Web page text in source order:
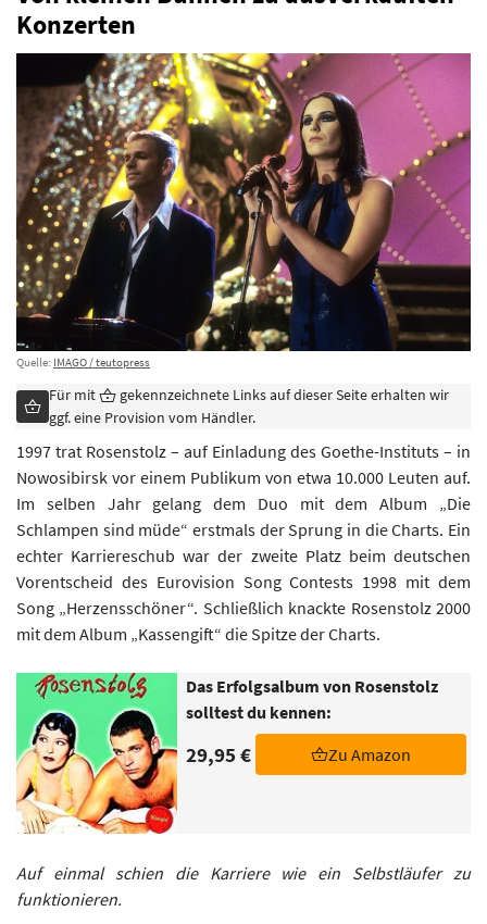
Konzerten
Quelle: IMAGO / teutopress
Für mit
gekennzeichnete Links auf dieser Seite erhalten wir
ggf. eine Provision vom Händler.
1997 trat Rosenstolz – auf Einladung des Goethe-Instituts – in
Nowosibirsk vor einem Publikum von etwa 10.000 Leuten auf.
Im selben Jahr gelang dem Duo mit dem Album „Die
Schlampen sind müde“ erstmals der Sprung in die Charts. Ein
echter Karriereschub war der zweite Platz beim deutschen
Vorentscheid des Eurovision Song Contests 1998 mit dem
Song „Herzensschöner“. Schließlich knackte Rosenstolz 2000
mit dem Album „Kassengift“ die Spitze der Charts.
Das Erfolgsalbum von Rosenstolz
solltest du kennen:
29,95 € Zu Amazon
Auf einmal schien die Karriere wie ein Selbstläufer zu
funktionieren.